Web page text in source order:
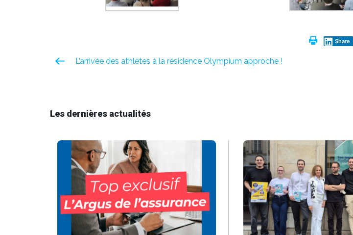
Share
L’arrivée des athlètes à la résidence Olympium approche !
Les dernières actualités